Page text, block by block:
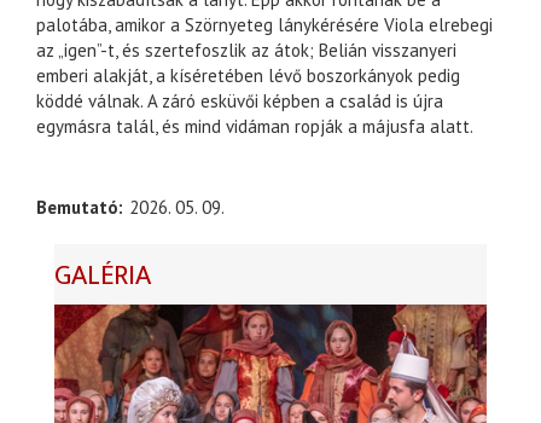
palotába, amikor a Szörnyeteg lánykérésére Viola elrebegi
az „igen”-t, és szertefoszlik az átok; Belián visszanyeri
emberi alakját, a kíséretében lévő boszorkányok pedig
köddé válnak. A záró esküvői képben a család is újra
egymásra talál, és mind vidáman ropják a májusfa alatt.
Bemutató 2026. 05. 09.
GALÉRIA